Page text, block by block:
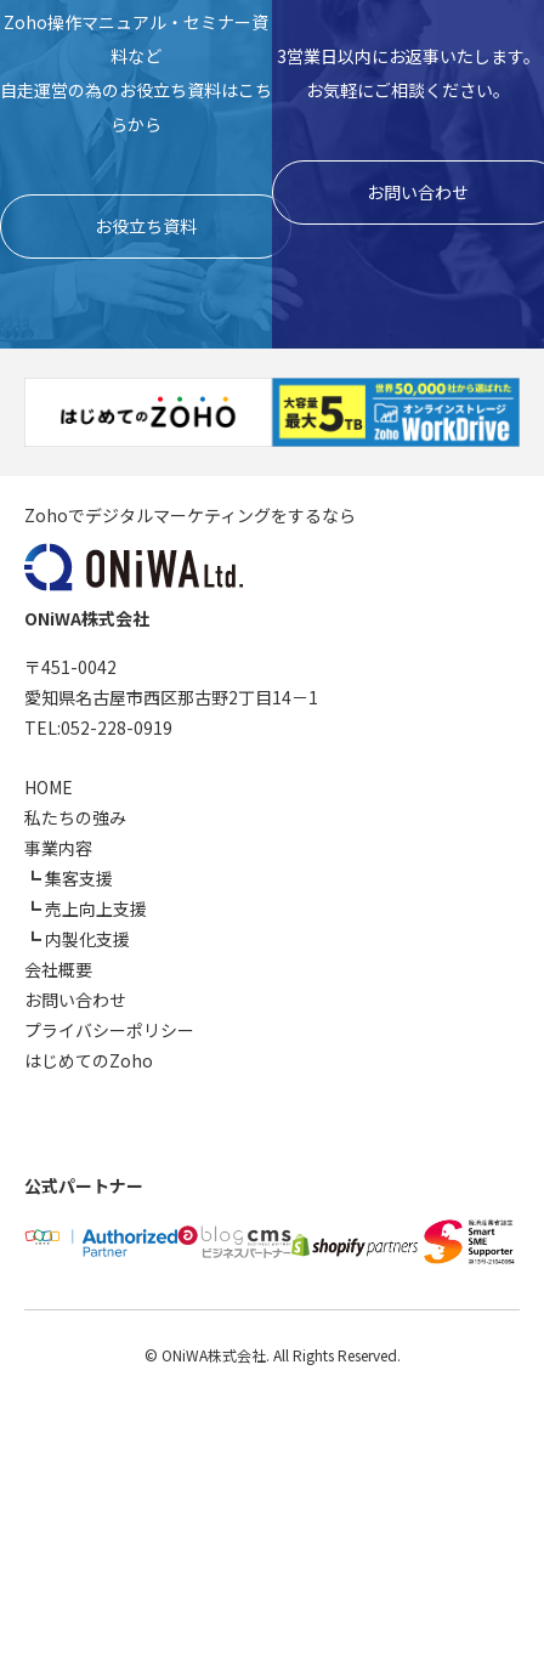
Zoho操作マニュアル・セミナー資
料など
自走運営の為のお役立ち資料はこち
らから
お役立ち資料
3営業日以内にお返事いたします。
お気軽にご相談ください。
お問い合わせ
Zohoでデジタルマーケティングをするなら
ONiWA株式会社
〒451-0042
愛知県名古屋市西区那古野2丁目14－1
TEL:052-228-0919
HOME
私たちの強み
事業内容
集客支援
売上向上支援
内製化支援
会社概要
お問い合わせ
プライバシーポリシー
はじめてのZoho
公式パートナー
© ONiWA株式会社. All Rights Reserved.